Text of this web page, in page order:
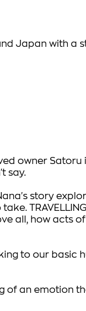
Japan with
owner
say.
story
all, how acts
to our basic
of an emotion